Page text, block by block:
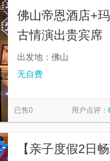
佛山帝恩酒店+
古情演出贵宾席
出发地：佛山
无自费
已售0 用户点评：
【亲子度假2日